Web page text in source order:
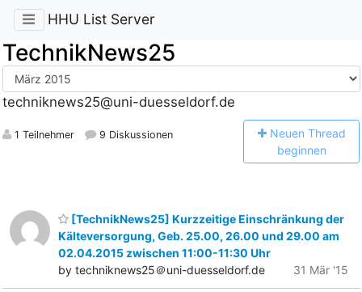
HHU List Server
TechnikNews25
techniknews25@uni-duesseldorf.de
1 Teilnehmer 9 Diskussionen Neuen Thread
beginnen
[TechnikNews25] Kurzzeitige Einschränkung der
Kälteversorgung, Geb. 25.00, 26.00 und 29.00 am
02.04.2015 zwischen 11:00-11:30 Uhr
by techniknews25＠uni-duesseldorf.de
31 Mär '15